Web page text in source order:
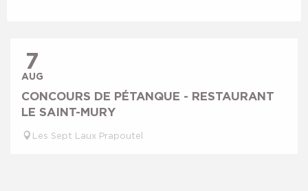
7
AUG
CONCOURS DE PÉTANQUE - RESTAURANT
LE SAINT-MURY
Les Sept Laux Prapoutel